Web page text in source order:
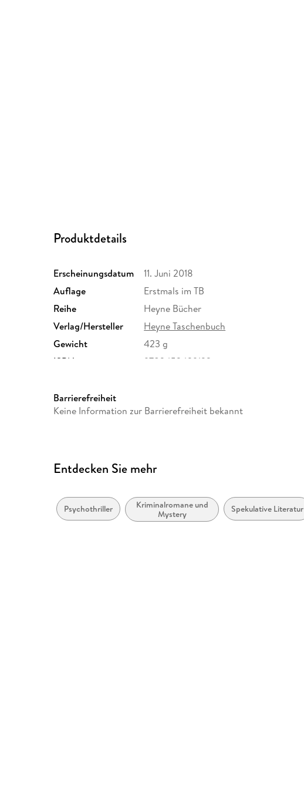
Produktdetails
Erscheinungsdatum 11. Juni 2018
Auflage
Erstmals im TB
Reihe
Heyne Bücher
Verlag/Hersteller
Heyne Taschenbuch
Gewicht
423 g
ISBN
9783453439122
Barrierefreiheit
Keine Information zur Barrierefreiheit bekannt
Entdecken Sie mehr
Psychothriller
Kriminalromane und
Mystery
Spekulative Literatur